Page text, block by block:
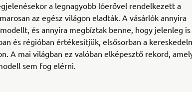
a legnagyobb lóerővel rendelkezett a
az egész világon eladták. A vásárlók annyira
és annyira megbíztak benne, hogy jelenleg
és régióban értékesítjük, elsősorban a
A mai világban ez valóban elképesztő rekord,
sem fog elérni.